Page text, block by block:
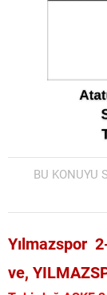
BU KONUYU
Yılmazspor
ve,